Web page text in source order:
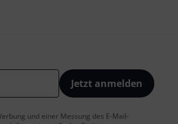
Jetzt anmelden
und einer Messung des E-Mail-